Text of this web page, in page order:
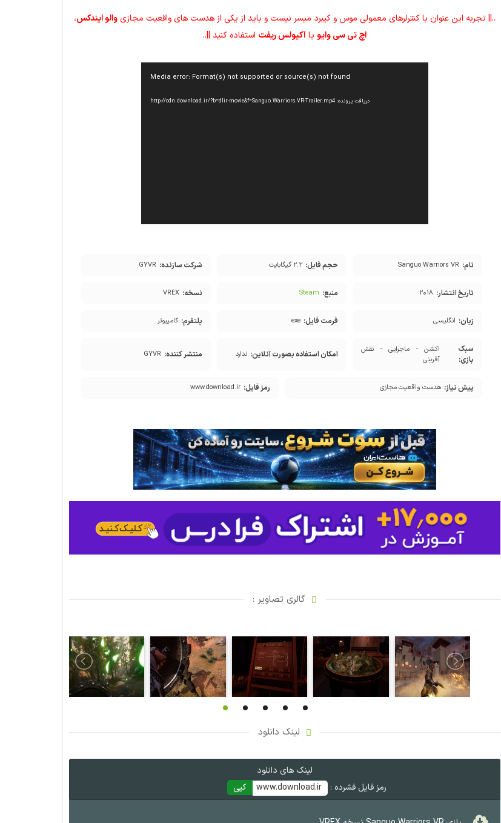
..|| تجربه این عنوان با کنترلرهای معمولی موس و کیبرد میسر نیست و باید از یکی از هدست های واقعیت مجازیوالو ایندکس،
اچ تی سی وایو یاآکیولس ریفت استفاده کنید ||..
Media error: Format(s) not supported or source(s) not found
دریافت پرونده: http://cdn.download.ir/?b=dlir-movie&f=Sanguo.Warriors.VR-Trailer.mp4
نام: Sanguo Warriors VR حجم فایل: ۲.۲ گیگابایت شرکت سازنده: GYVR
تاریخ انتشار: ۲۰۱۸ منبع: Steam نسخه: VREX
زبان: انگلیسی فرمت فایل: exe پلتفرم: کامپیوتر
سبک
بازی:
اکشن - ماجرایی - نقش
آفرینی
امکان استفاده بصورت آنلاین: ندارد منتشر کننده: GYVR
پیش نیاز: هدست واقعیت مجازی رمز فایل: www.download.ir
گالری تصاویر :
لینک دانلود
لینک های دانلود
رمز فایل فشرده :
www.download.ir کپی